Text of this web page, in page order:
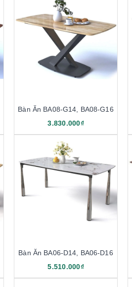
Bàn Ăn BA08-G14, BA08-G16
3.830.000₫
Bàn Ăn BA06-D14, BA06-D16
5.510.000₫